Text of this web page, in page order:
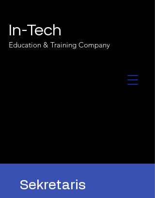
In-Tech
Education & Training Company
Sekretaris